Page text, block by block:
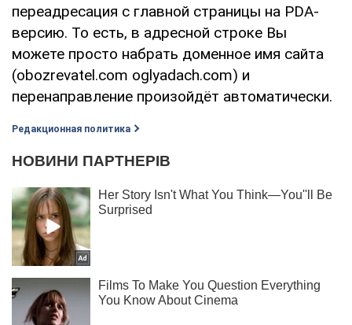
переадресация с главной страницы на PDA-
версию. То есть, в адресной строке Вы
можете просто набрать доменное имя сайта
(obozrevatel.com oglyadach.com) и
перенаправление произойдёт автоматически.
Редакционная политика